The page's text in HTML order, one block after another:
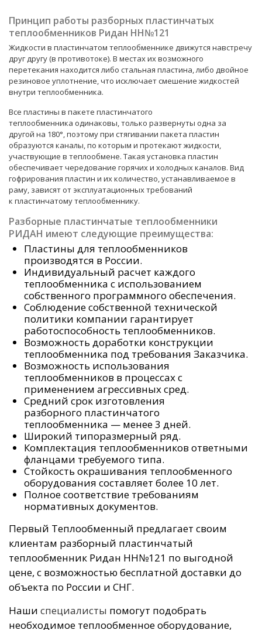
Принцип работы разборных пластинчатых
теплообменников Ридан НН№121
Жидкости в пластинчатом теплообменнике движутся навстречу
друг другу (в противотоке). В местах их возможного
перетекания находится либо стальная пластина, либо двойное
резиновое уплотнение, что исключает смешение жидкостей
внутри теплообменника.
Все пластины в пакете пластинчатого
теплообменника одинаковы, только развернуты одна за
другой на 180°, поэтому при стягивании пакета пластин
образуются каналы, по которым и протекают жидкости,
участвующие в теплообмене. Такая установка пластин
обеспечивает чередование горячих и холодных каналов. Вид
гофрирования пластин и их количество, устанавливаемое в
раму, зависят от эксплуатационных требований
к пластинчатому теплообменнику.
Разборные пластинчатые теплообменники
РИДАН имеют следующие преимущества:
Пластины для теплообменников
производятся в России.
Индивидуальный расчет каждого
теплообменника с использованием
собственного программного обеспечения.
Соблюдение собственной технической
политики компании гарантирует
работоспособность теплообменников.
Возможность доработки конструкции
теплообменника под требования Заказчика.
Возможность использования
теплообменников в процессах с
применением агрессивных сред.
Средний срок изготовления
разборного пластинчатого
теплообменника — менее 3 дней.
Широкий типоразмерный ряд.
Комплектация теплообменников ответными
фланцами требуемого типа.
Стойкость окрашивания теплообменного
оборудования составляет более 10 лет.
Полное соответствие требованиям
нормативных документов.
Первый Теплообменный предлагает своим
клиентам разборный пластинчатый
теплообменник Ридан НН№121 по выгодной
цене, с возможностью бесплатной доставки до
объекта по России и СНГ.
Наши специалисты помогут подобрать
необходимое теплообменное оборудование,